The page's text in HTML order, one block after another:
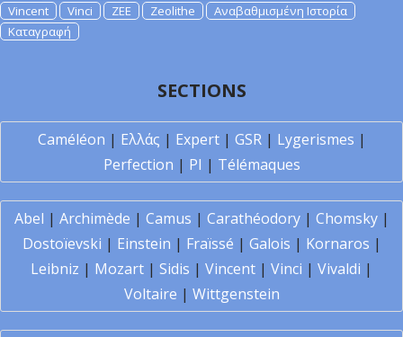
Vincent
Vinci ZEE Zeolithe
Αναβαθμισμένη Ιστορία
Καταγραφή
SECTIONS
Caméléon | Ελλάς | Expert| GSR| Lygerismes |
Perfection | PI | Télémaques
Abel | Archimède | Camus | Carathéodory| Chomsky|
Dostoïevski | Einstein | Fraïssé | Galois | Kornaros |
Leibniz | Mozart | Sidis | Vincent | Vinci | Vivaldi |
Voltaire | Wittgenstein